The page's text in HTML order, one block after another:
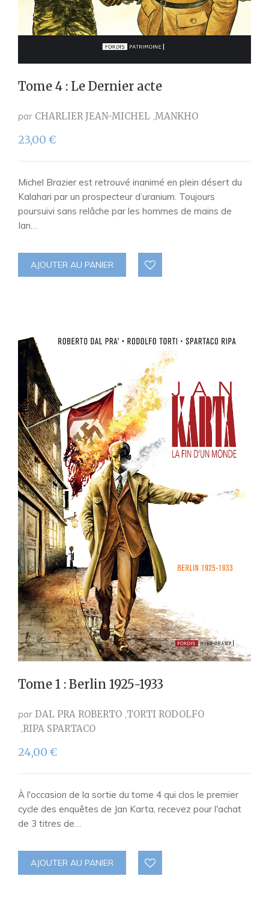
Tome 4 : Le Dernier acte
par CHARLIER JEAN-MICHEL MANKHO
23,00 €
Michel Brazier est retrouvé inanimé en plein désert du
Kalahari par un prospecteur d’uranium. Toujours
poursuivi sans relâche par les hommes de mains de
Ian…
AJOUTER AU PANIER
Tome 1 : Berlin 1925-1933
par DAL PRA ROBERTO TORTI RODOLFO
RIPA SPARTACO
24,00 €
À l'occasion de la sortie du tome 4 qui clos le premier
cycle des enquêtes de Jan Karta, recevez pour l'achat
de 3 titres de…
AJOUTER AU PANIER